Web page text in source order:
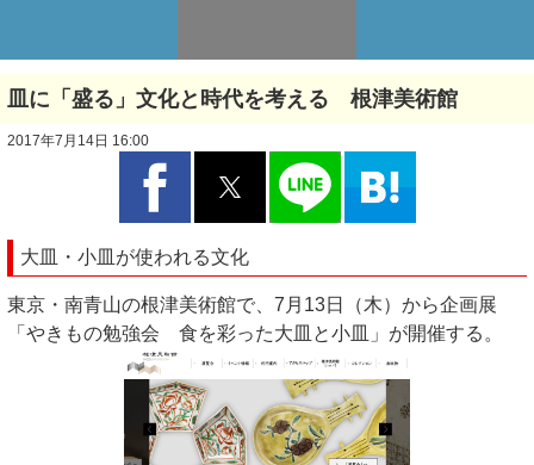
皿に「盛る」文化と時代を考える 根津美術館
2017年7月14日 16:00
大皿・小皿が使われる文化
東京・南青山の根津美術館で、7月13日（木）から企画展
「やきもの勉強会 食を彩った大皿と小皿」が開催する。